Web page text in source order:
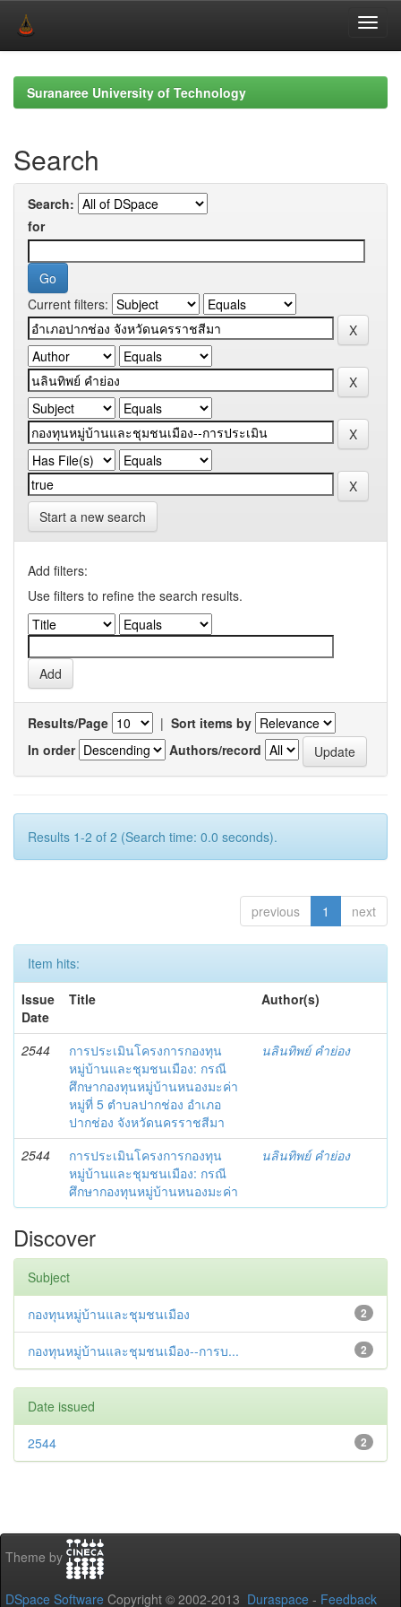
navigationSuranaree University of Technology
Search
Search:
for
Current filters:
Start a new search
Add filters:
Use filters to refine the search results.
Results/Page | Sort items by
In order
Authors/record
Results 1-2 of 2 (Search time: 0.0 seconds).
previous 1 next
Item hits:
Issue
Date
Title Author(s)
2544
การประเมินโครงการกองทุน
หมู่บ้านและชุมชนเมือง: กรณี
ศึกษากองทุนหมู่บ้านหนองมะค่า
หมู่ที่ 5 ตำบลปากช่อง อำเภอ
ปากช่อง จังหวัดนครราชสีมา
นลินทิพย์ คำย่อง
2544
การประเมินโครงการกองทุน
หมู่บ้านและชุมชนเมือง: กรณี
ศึกษากองทุนหมู่บ้านหนองมะค่า
นลินทิพย์ คำย่อง
Discover
Subject
2
กองทุนหมู่บ้านและชุมชนเมือง
2
กองทุนหมู่บ้านและชุมชนเมือง--การบ...
Date issued
2
2544
Theme by
DSpace Software Copyright © 2002-2013 Duraspace - Feedback